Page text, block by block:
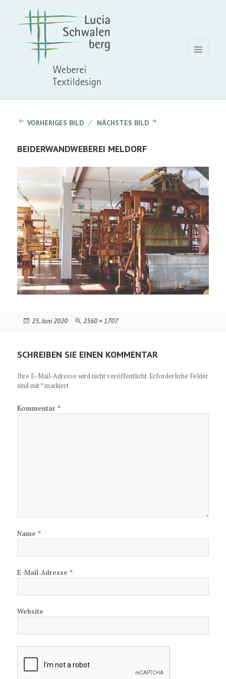
VORHERIGES BILD NÄCHSTES BILD
BEIDERWANDWEBEREI MELDORF
Veröffentlicht
25. Juni 2020 Originalgröße
2560 × 1707
SCHREIBEN SIE EINEN KOMMENTAR
Ihre E-Mail-Adresse wird nicht veröffentlicht. Erforderliche Felder
sind mit*markiert
Kommentar*
Name*
E-Mail-Adresse*
Website